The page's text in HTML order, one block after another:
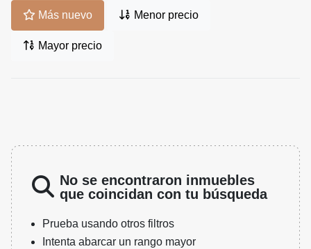
Más nuevo Menor precio
Mayor precio
No se encontraron inmuebles
que coincidan con tu búsqueda
Prueba usando otros filtros
Intenta abarcar un rango mayor